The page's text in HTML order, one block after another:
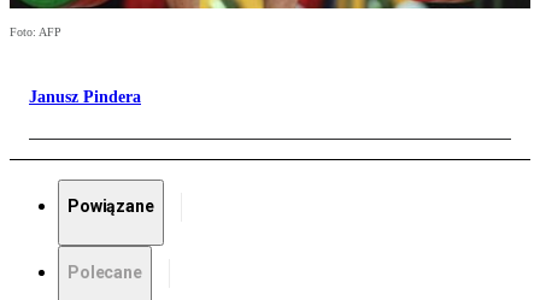
Foto: AFP
Janusz Pindera
Powiązane
Polecane